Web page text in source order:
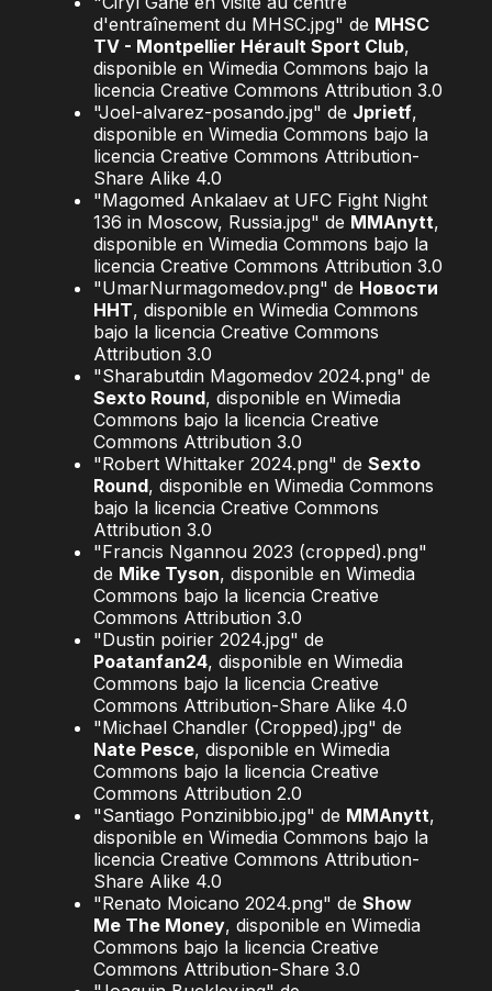
d'entraînement du MHSC.jpg" de MHSC
TV - Montpellier Hérault Sport Club,
disponible en Wimedia Commons bajo la
licencia Creative Commons Attribution 3.0
"Joel-alvarez-posando.jpg" de Jprietf,
disponible en Wimedia Commons bajo la
licencia Creative Commons Attribution-
Share Alike 4.0
"Magomed Ankalaev at UFC Fight Night
136 in Moscow, Russia.jpg" de MMAnytt,
disponible en Wimedia Commons bajo la
licencia Creative Commons Attribution 3.0
"UmarNurmagomedov.png" de Новости
ННТ, disponible en Wimedia Commons
bajo la licencia Creative Commons
Attribution 3.0
"Sharabutdin Magomedov 2024.png" de
Sexto Round, disponible en Wimedia
Commons bajo la licencia Creative
Commons Attribution 3.0
"Robert Whittaker 2024.png" de Sexto
Round, disponible en Wimedia Commons
bajo la licencia Creative Commons
Attribution 3.0
"Francis Ngannou 2023 (cropped).png"
de Mike Tyson, disponible en Wimedia
Commons bajo la licencia Creative
Commons Attribution 3.0
"Dustin poirier 2024.jpg" de
Poatanfan24, disponible en Wimedia
Commons bajo la licencia Creative
Commons Attribution-Share Alike 4.0
"Michael Chandler (Cropped).jpg" de
Nate Pesce, disponible en Wimedia
Commons bajo la licencia Creative
Commons Attribution 2.0
"Santiago Ponzinibbio.jpg" de MMAnytt,
disponible en Wimedia Commons bajo la
licencia Creative Commons Attribution-
Share Alike 4.0
"Renato Moicano 2024.png" de Show
Me The Money, disponible en Wimedia
Commons bajo la licencia Creative
Commons Attribution-Share 3.0